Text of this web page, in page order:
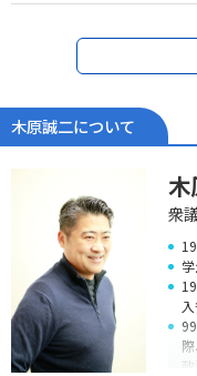
木原誠二について
木
衆
入
政